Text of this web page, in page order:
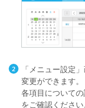
「メニュー設定
変更ができます。
各項目についての
をご確認ください